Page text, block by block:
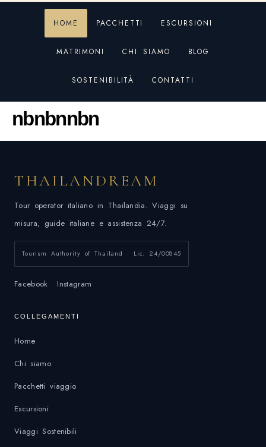
HOME PACCHETTI ESCURSIONI
MATRIMONI CHI SIAMO BLOG
SOSTENIBILITÀ CONTATTI
nbnbnnbn
THAILANDREAM
Tour operator italiano in Thailandia. Viaggi su
misura, guide italiane e assistenza 24/7.
Tourism Authority of Thailand · Lic. 24/00845
Facebook Instagram
COLLEGAMENTI
Home
Chi siamo
Pacchetti viaggio
Escursioni
Viaggi Sostenibili